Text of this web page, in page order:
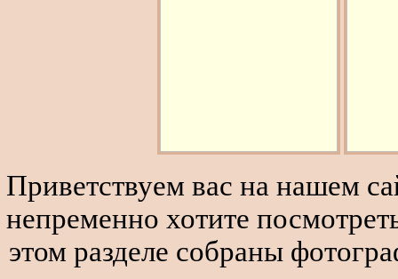
Приветствуем вас на нашем
непременно хотите
этом разделе собраны